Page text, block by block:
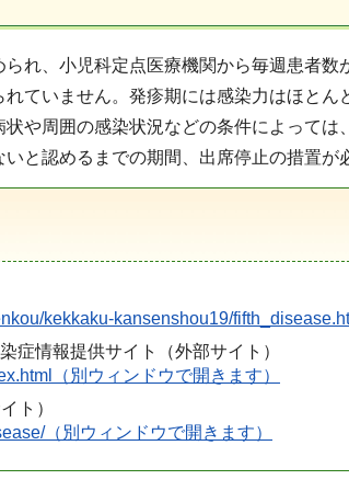
れ、小児科定点医療機関から毎週患者数
ていません。発疹期には感染力はほとん
や周囲の感染状況などの条件によっては
と認めるまでの期間、出席停止の措置が
kekkaku-kansenshou19/
情報提供サイト（外部サイト）
（別ウィンドウで開きます）
ト）
（別ウィンドウで開きます）